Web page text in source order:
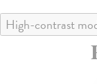
High-contrast